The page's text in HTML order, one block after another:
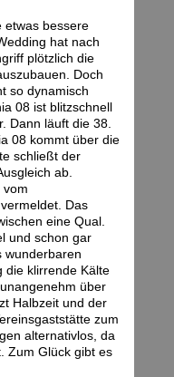
etwas bessere
hat nach
plötzlich die
Doch
so dynamisch
08 ist blitzschnell
Dann läuft die 38.
08 kommt über die
schließt der
ab.
vom
Das
eine Qual.
und schon gar
wunderbaren
die klirrende Kälte
über
Halbzeit und der
zum
alternativlos, da
Zum Glück gibt es